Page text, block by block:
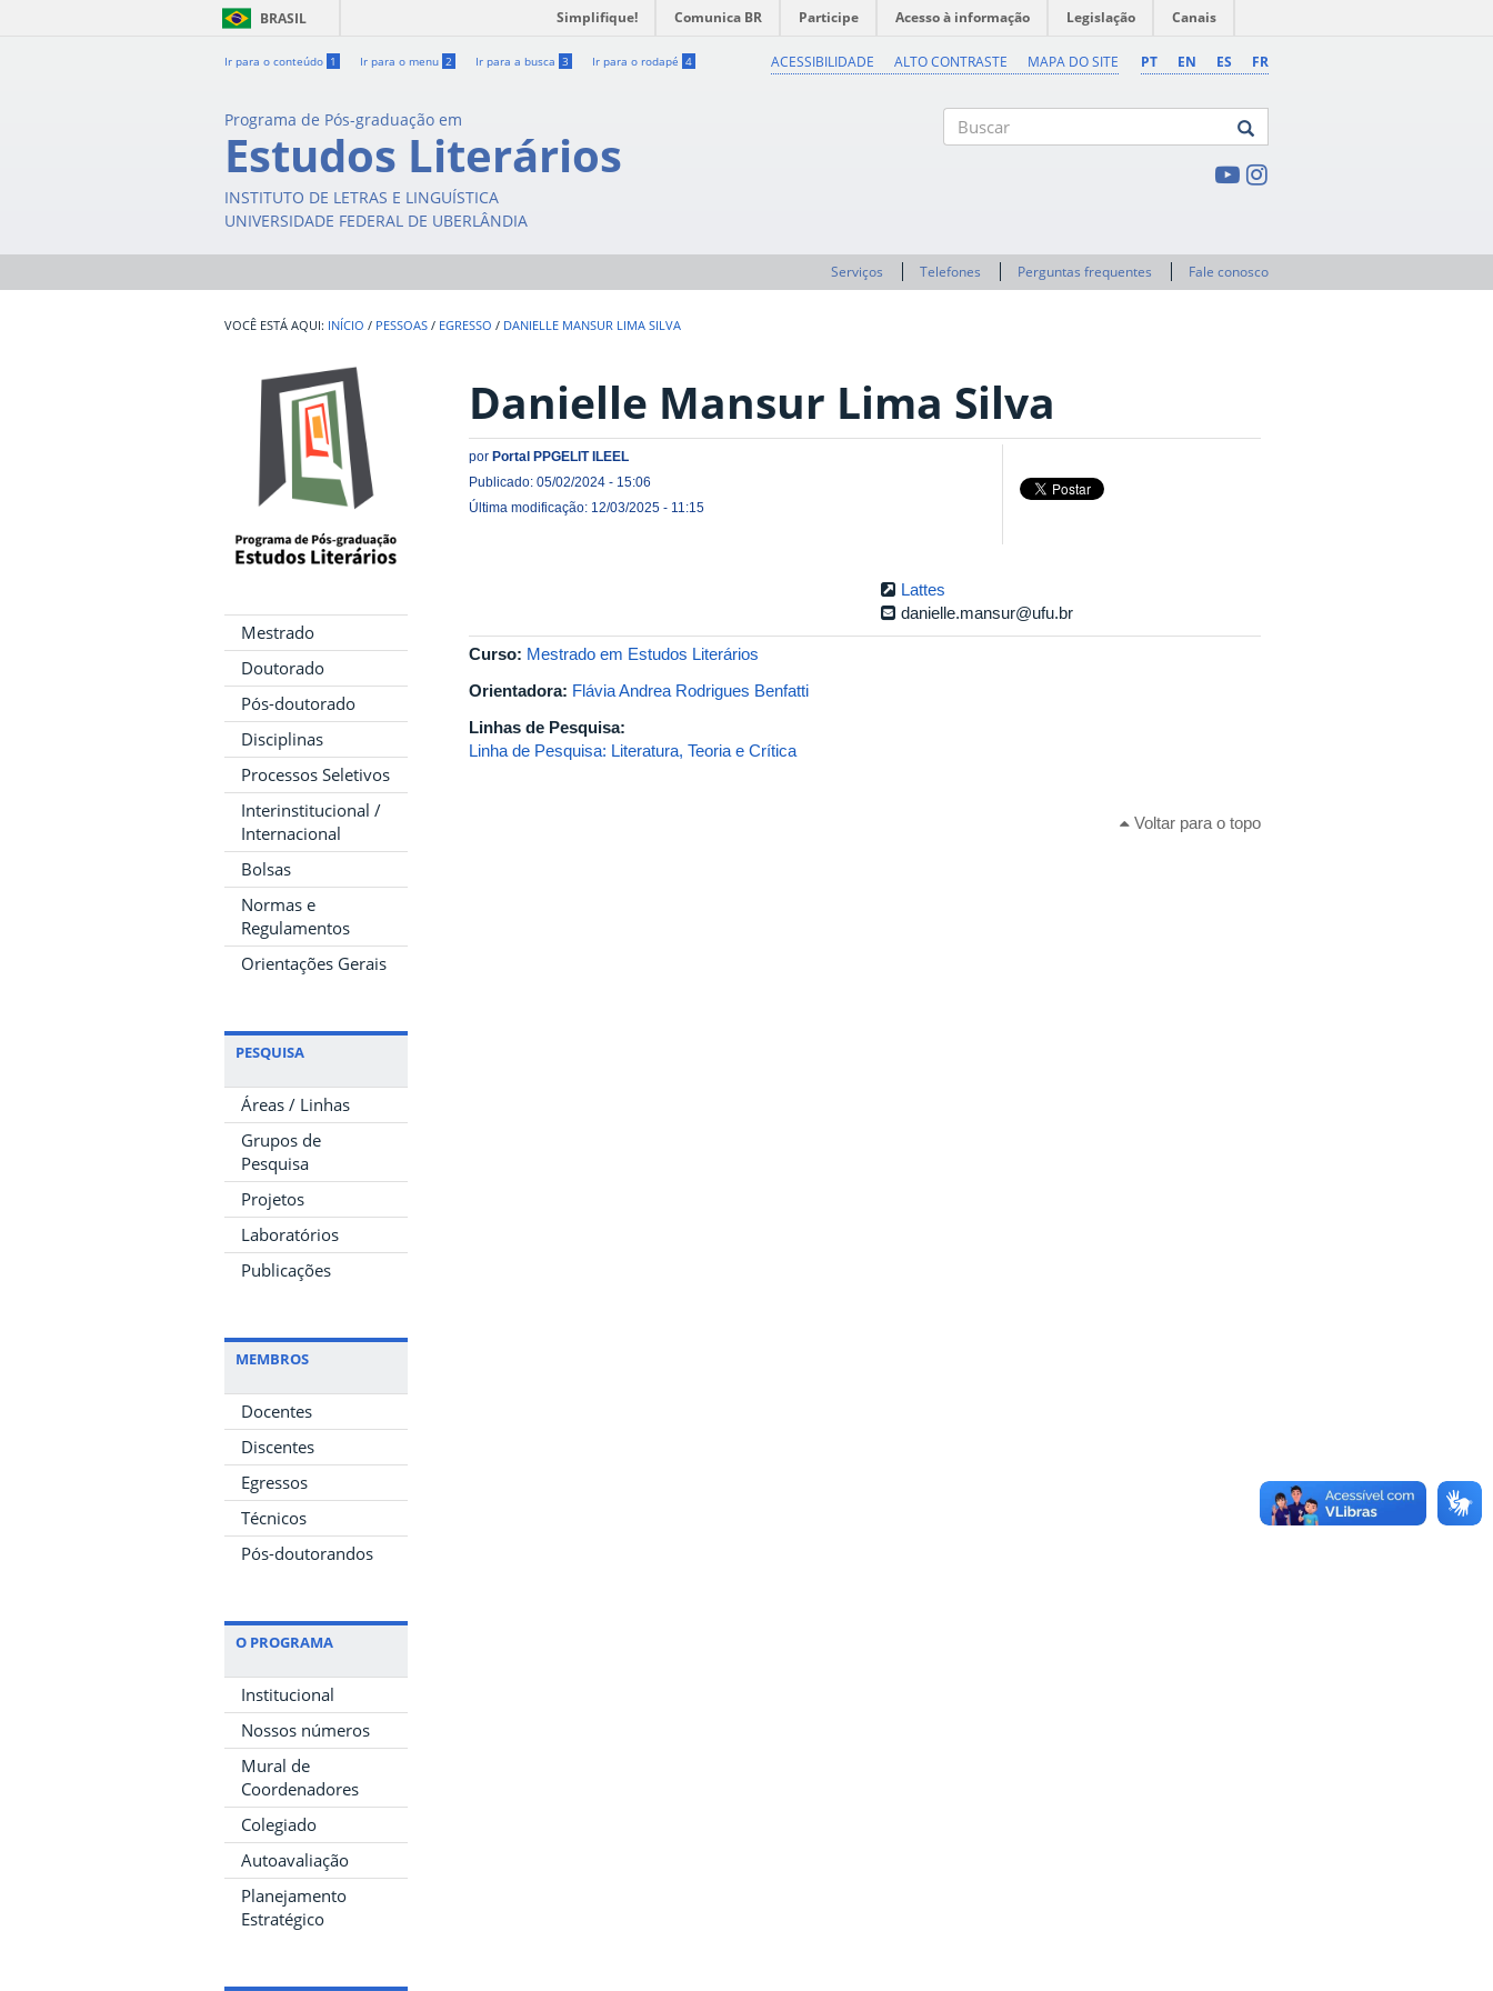
BRASIL Simplifique! Comunica BR Participe Acesso à informação Legislação Canais
Ir para o conteúdo 1 Ir para o menu 2 Ir para a busca 3 Ir para o rodapé 4 PT EN ES FR
ACESSIBILIDADE ALTO CONTRASTE MAPA DO SITE
Programa de Pós-graduação em
Estudos Literários
INSTITUTO DE LETRAS E LINGUÍSTICA
UNIVERSIDADE FEDERAL DE UBERLÂNDIA
Serviços Telefones Perguntas frequentes Fale conosco
INÍCIO / PESSOAS / EGRESSO / DANIELLE MANSUR LIMA SILVA
Mestrado
Doutorado
Pós-doutorado
Disciplinas
Processos Seletivos
Interinstitucional /
Internacional
Bolsas
Normas e
Regulamentos
Orientações Gerais
PESQUISA
Áreas / Linhas
Grupos de
Pesquisa
Projetos
Laboratórios
Publicações
MEMBROS
Docentes
Discentes
Egressos
Técnicos
Pós-doutorandos
O PROGRAMA
Institucional
Nossos números
Mural de
Coordenadores
Colegiado
Autoavaliação
Planejamento
Estratégico
Danielle Mansur Lima Silva
por Portal PPGELIT ILEEL
Publicado: 05/02/2024 - 15:06
Última modificação: 12/03/2025 - 11:15
Lattes
danielle.mansur@ufu.br
Curso: Mestrado em Estudos Literários
Orientadora: Flávia Andrea Rodrigues Benfatti
Linhas de Pesquisa:
Linha de Pesquisa: Literatura, Teoria e Crítica
Voltar para o topo